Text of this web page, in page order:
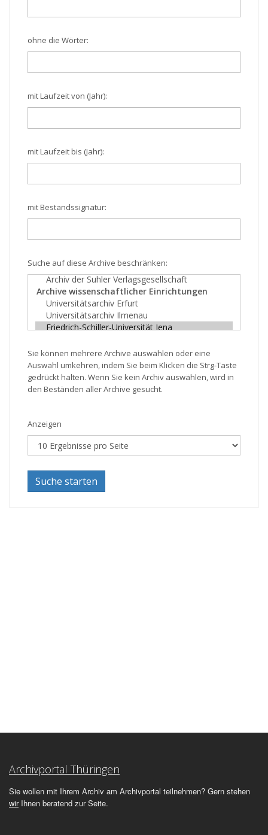
ohne die Wörter:
mit Laufzeit von (Jahr):
mit Laufzeit bis (Jahr):
mit Bestandssignatur:
Suche auf diese Archive beschränken:
Sie können mehrere Archive auswählen oder eine
Auswahl umkehren, indem Sie beim Klicken die Strg-Taste
gedrückt halten. Wenn Sie kein Archiv auswählen, wird in
den Beständen aller Archive gesucht.
Anzeigen
Suche starten
Archivportal Thüringen
Sie wollen mit Ihrem Archiv am Archivportal teilnehmen? Gern stehen
wirIhnen beratend zur Seite.